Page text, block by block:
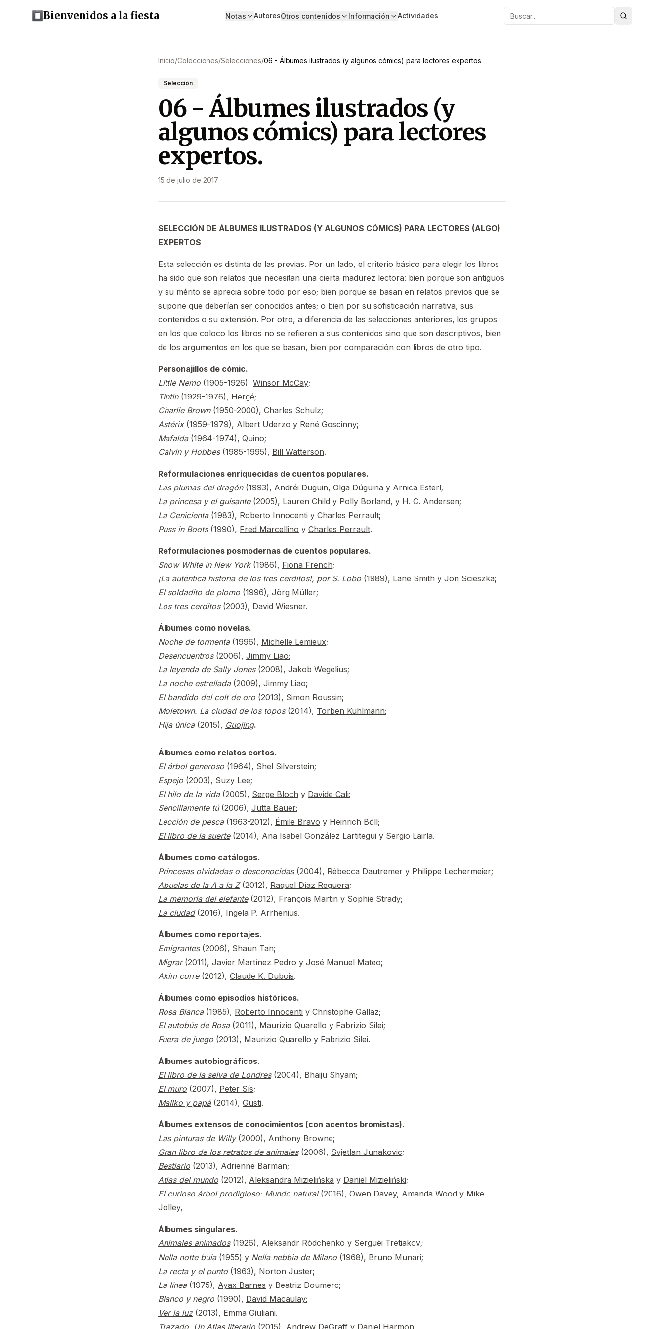
Bienvenidos a la fiesta Notas AutoresOtros contenidos Información Actividades Buscar
Inicio/Colecciones/Selecciones/06 - Álbumes ilustrados (y algunos cómics) para lectores expertos.
Selección
06 - Álbumes ilustrados (y
algunos cómics) para lectores
expertos.
15 de julio de 2017
SELECCIÓN DE ÁLBUMES ILUSTRADOS (Y ALGUNOS CÓMICS) PARA LECTORES (ALGO)
EXPERTOS
Esta selección es distinta de las previas. Por un lado, el criterio básico para elegir los libros
ha sido que son relatos que necesitan una cierta madurez lectora: bien porque son antiguos
y su mérito se aprecia sobre todo por eso; bien porque se basan en relatos previos que se
supone que deberían ser conocidos antes; o bien por su sofisticación narrativa, sus
contenidos o su extensión. Por otro, a diferencia de las selecciones anteriores, los grupos
en los que coloco los libros no se refieren a sus contenidos sino que son descriptivos, bien
de los argumentos en los que se basan, bien por comparación con libros de otro tipo.
Personajillos de cómic.
Little Nemo (1905-1926), Winsor McCay;
Tintin(1929-1976), Hergé;
Charlie Brown(1950-2000), Charles Schulz;
Astérix(1959-1979), Albert Uderzo y René Goscinny;
Mafalda(1964-1974), Quino;
Calvin y Hobbes(1985-1995), Bill Watterson.
Reformulaciones enriquecidas de cuentos populares.
Las plumas del dragón(1993), Andréi Duguin, Olga Dúguina y Arnica Esterl;
La princesa y el guisante(2005), Lauren Child y Polly Borland, y H. C. Andersen;
La Cenicienta(1983), Roberto Innocenti y Charles Perrault;
Puss in Boots(1990), Fred Marcellino y Charles Perrault.
Reformulaciones posmodernas de cuentos populares.
Snow White in New York(1986), Fiona French;
¡La auténtica historia de los tres cerditos!, por S. Lobo (1989), Lane Smith y Jon Scieszka;
El soldadito de plomo (1996), Jörg Müller;
Los tres cerditos(2003), David Wiesner.
Álbumes como novelas.
Noche de tormenta (1996), Michelle Lemieux;
Desencuentros(2006), Jimmy Liao;
La leyenda de Sally Jones (2008), Jakob Wegelius;
La noche estrellada(2009), Jimmy Liao;
El bandido del colt de oro (2013), Simon Roussin;
Moletown. La ciudad de los topos(2014), Torben Kuhlmann;
Hija única(2015), Guojing.
Álbumes como relatos cortos.
El árbol generoso (1964), Shel Silverstein;
Espejo (2003), Suzy Lee;
El hilo de la vida(2005), Serge Bloch y Davide Cali;
Sencillamente tú(2006), Jutta Bauer;
Lección de pesca (1963-2012), Émile Bravo y Heinrich Böll;
El libro de la suerte(2014), Ana Isabel González Lartitegui y Sergio Lairla.
Álbumes como catálogos.
Princesas olvidadas o desconocidas(2004), Rébecca Dautremer y Philippe Lechermeier;
Abuelas de la A a la Z(2012), Raquel Díaz Reguera;
La memoria del elefante(2012), François Martin y Sophie Strady;
La ciudad(2016), Ingela P. Arrhenius.
Álbumes como reportajes.
Emigrantes(2006), Shaun Tan;
Migrar(2011), Javier Martínez Pedro y José Manuel Mateo;
Akim corre(2012), Claude K. Dubois.
Álbumes como episodios históricos.
Rosa Blanca(1985), Roberto Innocenti y Christophe Gallaz;
El autobús de Rosa(2011), Maurizio Quarello y Fabrizio Silei;
Fuera de juego (2013), Maurizio Quarello y Fabrizio Silei.
Álbumes autobiográficos.
El libro de la selva de Londres(2004), Bhaiju Shyam;
El muro (2007), Peter Sís;
Mallko y papá(2014), Gusti.
Álbumes extensos de conocimientos (con acentos bromistas).
Las pinturas de Willy(2000), Anthony Browne;
Gran libro de los retratos de animales(2006), Svjetlan Junakovic;
Bestiario (2013), Adrienne Barman;
Atlas del mundo (2012), Aleksandra Mizielińska y Daniel Mizieliński;
El curioso árbol prodigioso: Mundo natural (2016), Owen Davey, Amanda Wood y Mike
Jolley,
Álbumes singulares.
Animales animados (1926), Aleksandr Ródchenko y Serguëi Tretiakov;
Nella notte buia(1955) y Nella nebbia de Milano (1968), Bruno Munari;
La recta y el punto (1963), Norton Juster;
La línea(1975), Ayax Barnes y Beatriz Doumerc;
Blanco y negro (1990), David Macaulay;
Ver la luz(2013), Emma Giuliani.
Trazado. Un Atlas literario (2015), Andrew DeGraff y Daniel Harmon;